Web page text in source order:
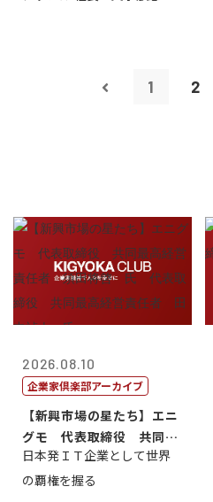
1 2
2026.08.10
企業家倶楽部アーカイブ
【新興市場の星たち】エニ
グモ 代表取締役 共同最
高経営責任者...
日本発ＩＴ企業として世界
の覇権を握る